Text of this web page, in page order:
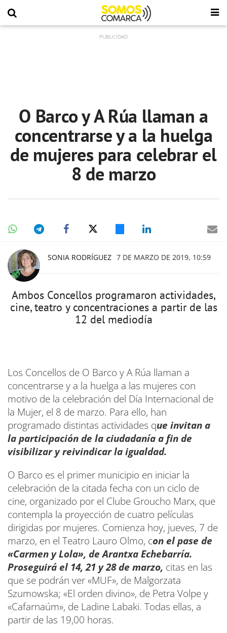
O Barco y A Rúa llaman a
concentrarse y a la huelga
de mujeres para celebrar el
8 de marzo
SONIA RODRÍGUEZ 7 DE MARZO DE 2019, 10:59
Ambos Concellos programaron actividades,
cine, teatro y concentraciones a partir de las
12 del mediodía
Los Concellos de O Barco y A Rúa llaman a
concentrarse y a la huelga a las mujeres con
motivo de la celebración del Día Internacional de
la Mujer, el 8 de marzo. Para ello, han
programado distintas actividades que invitan a
la participación de la ciudadanía a fin de
visibilizar y reivindicar la igualdad.
O Barco es el primer municipio en iniciar la
celebración de la citada fecha con un ciclo de
cine, organizado por el Clube Groucho Marx, que
contempla la proyección de cuatro películas
dirigidas por mujeres. Comienza hoy, jueves, 7 de
marzo, en el Teatro Lauro Olmo, con el pase de
«Carmen y Lola», de Arantxa Echebarría.
Proseguirá el 14, 21 y 28 de marzo, citas en las
que se podrán ver «MUF», de Malgorzata
Szumowska; «El orden divino», de Petra Volpe y
«Cafarnaúm», de Ladine Labaki. Todas ellas, a
partir de las 19,00 horas.